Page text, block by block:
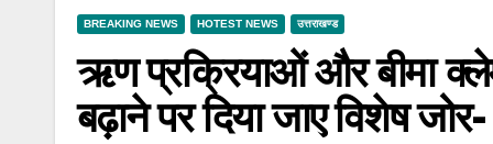
BREAKING NEWS HOTEST NEWS उत्तराखण्ड
ऋण प्रक्रियाओं और बीमा
बढ़ाने पर दिया जाए विशेष